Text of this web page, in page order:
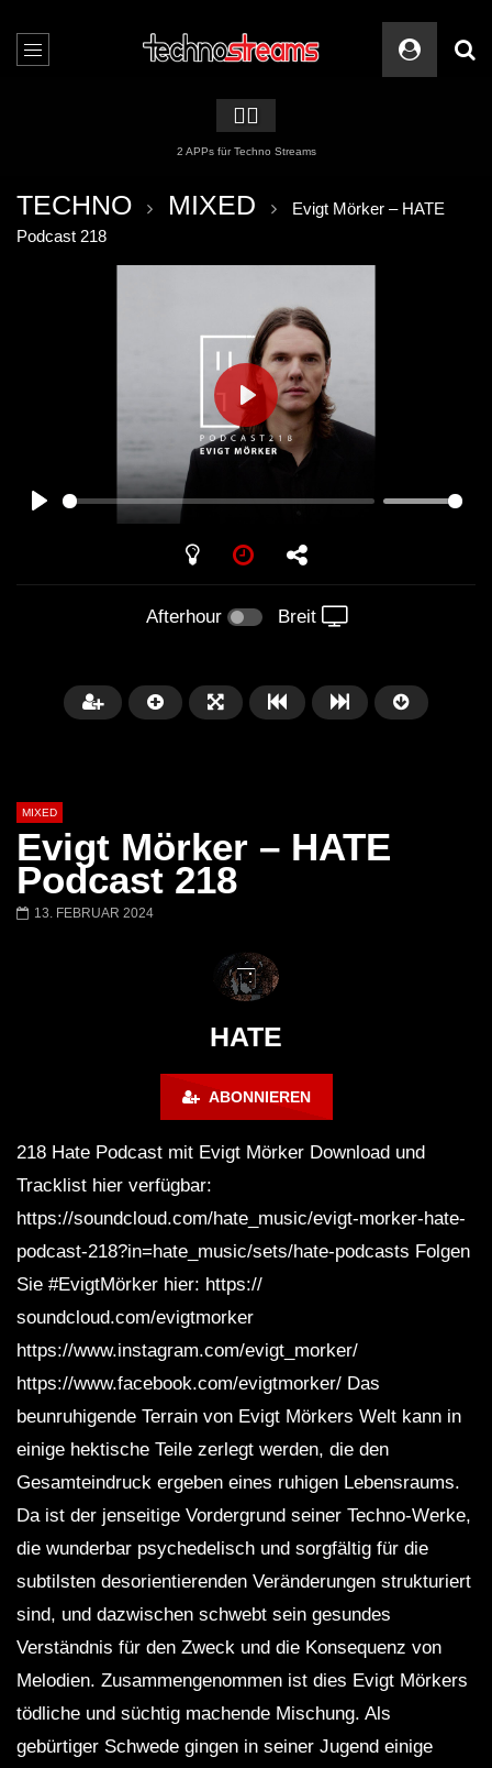
🏳️‍🌈
2 APPs für Techno Streams
TECHNO MIXED
Evigt Mörker – HATE
Podcast 218
PLAY
Afterhour Breit
MIXED
Evigt Mörker – HATE
Podcast 218
13. FEBRUAR 2024
HATE
ABONNIEREN
218 Hate Podcast mit Evigt Mörker Download und
Tracklist hier verfügbar:
https://soundcloud.com/hate_music/evigt-morker-hate-
podcast-218?in=hate_music/sets/hate-podcasts Folgen
Sie #EvigtMörker hier: https://
soundcloud.com/evigtmorker
https://www.instagram.com/evigt_morker/
https://www.facebook.com/evigtmorker/ Das
beunruhigende Terrain von Evigt Mörkers Welt kann in
einige hektische Teile zerlegt werden, die den
Gesamteindruck ergeben eines ruhigen Lebensraums.
Da ist der jenseitige Vordergrund seiner Techno-Werke,
die wunderbar psychedelisch und sorgfältig für die
subtilsten desorientierenden Veränderungen strukturiert
sind, und dazwischen schwebt sein gesundes
Verständnis für den Zweck und die Konsequenz von
Melodien. Zusammengenommen ist dies Evigt Mörkers
tödliche und süchtig machende Mischung. Als
gebürtiger Schwede gingen in seiner Jugend einige